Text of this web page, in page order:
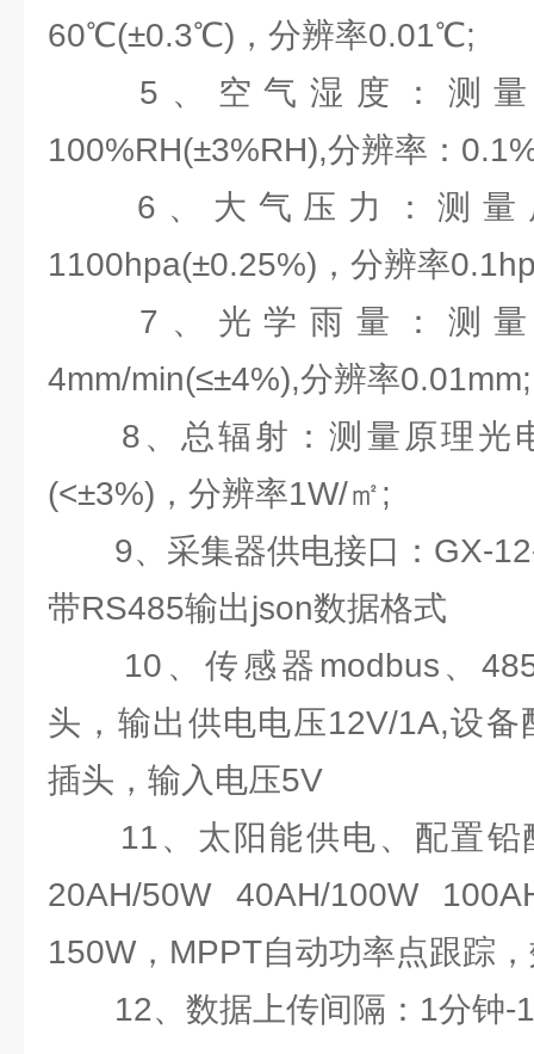
60℃(±0.3℃)，分辨率0.01℃;
5、空气湿度：测量
100%RH(±3%RH),分辨率：
6、大气压力：测量
1100hpa(±0.25%)，分辨率
7、光学雨量：测量
4mm/min(≤±4%),分辨率0.01mm;
8、总辐射：测量原理光电
(<±3%)，分辨率1W/㎡;
9、采集器供电接口：GX-
带RS485输出json数据格式
10、传感器modbus、485
头，输出供电电压12V/1A,设备
插头，输入电压5V
11、太阳能供电、配置铅
20AH/50W 40AH/100W
150W，MPPT自动功率点跟踪
12、数据上传间隔：1分钟-